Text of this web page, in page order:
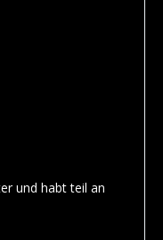
und habt teil an